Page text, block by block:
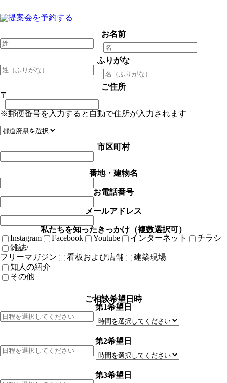
お名前
ふりがな
ご住所
〒
※郵便番号を入力すると自動で住所が入力されます
市区町村
番地・建物名
お電話番号
メールアドレス
私たちを知ったきっかけ（複数選択可）
Instagram
Facebook Youtube インターネット
チラシ
雑誌/
フリーマガジン
看板および店舗
建築現場
知人の紹介
その他
ご相談希望日時
第1希望日
第2希望日
第3希望日